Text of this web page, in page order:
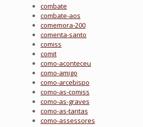
combate
combate-aos
comemora-200
comenta-santo
comiss
comit
como-aconteceu
como-amigo
como-arcebispo
como-as-comiss
como-as-graves
como-as-tantas
como-assessores